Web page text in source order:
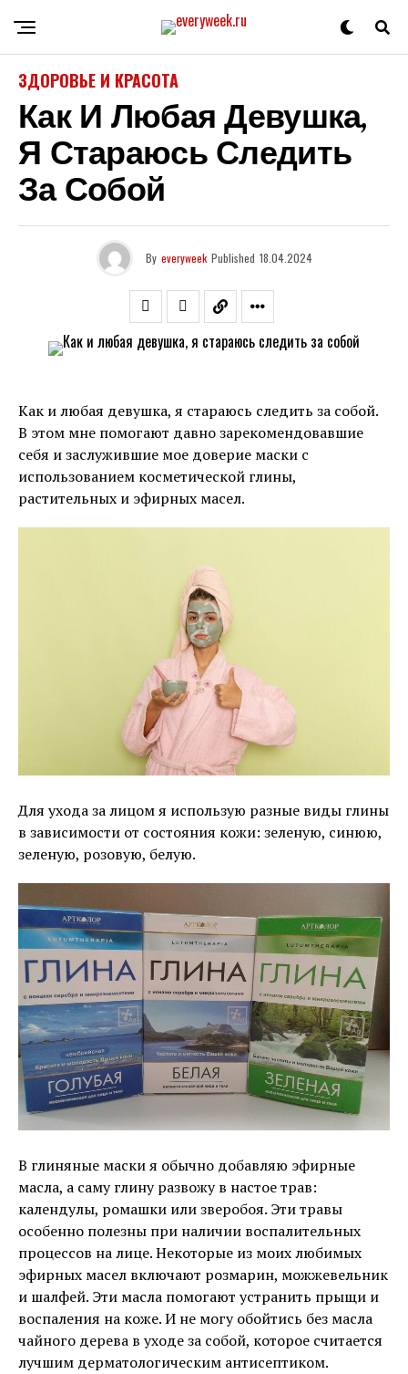
ЗДОРОВЬЕ И КРАСОТА
Как И Любая Девушка,
Я Стараюсь Следить
За Собой
By everyweek Published 18.04.2024
Как и любая девушка, я стараюсь следить за собой.
В этом мне помогают давно зарекомендовавшие
себя и заслужившие мое доверие маски с
использованием косметической глины,
растительных и эфирных масел.
Для ухода за лицом я использую разные виды глины
в зависимости от состояния кожи: зеленую, синюю,
зеленую, розовую, белую.
В глиняные маски я обычно добавляю эфирные
масла, а саму глину развожу в настое трав:
календулы, ромашки или зверобоя. Эти травы
особенно полезны при наличии воспалительных
процессов на лице. Некоторые из моих любимых
эфирных масел включают розмарин, можжевельник
и шалфей. Эти масла помогают устранить прыщи и
воспаления на коже. И не могу обойтись без масла
чайного дерева в уходе за собой, которое считается
лучшим дерматологическим антисептиком.